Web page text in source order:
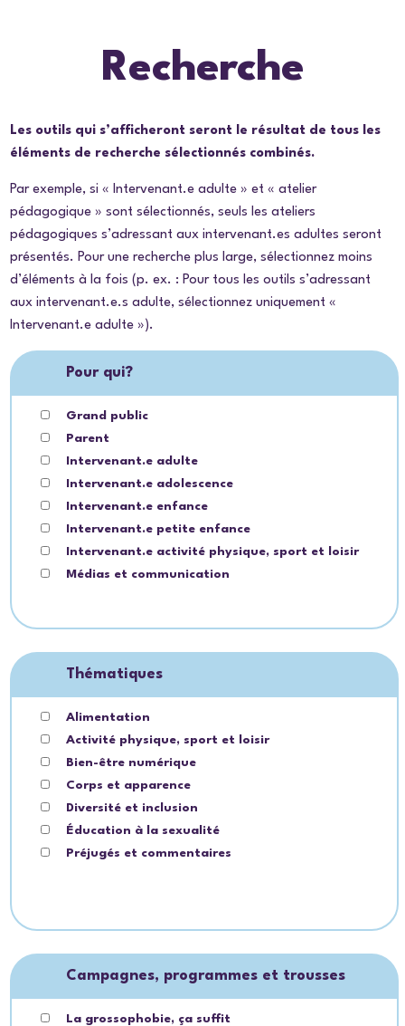
Recherche
Les outils qui s’afficheront seront le résultat de tous les
éléments de recherche sélectionnés combinés.
Par exemple, si « Intervenant.e adulte » et « atelier
pédagogique » sont sélectionnés, seuls les ateliers
pédagogiques s’adressant aux intervenant.es adultes seront
présentés. Pour une recherche plus large, sélectionnez moins
d’éléments à la fois (p. ex. : Pour tous les outils s’adressant
aux intervenant.e.s adulte, sélectionnez uniquement «
Intervenant.e adulte »).
Pour qui?
Grand public
Parent
Intervenant.e adulte
Intervenant.e adolescence
Intervenant.e enfance
Intervenant.e petite enfance
Intervenant.e activité physique, sport et loisir
Médias et communication
Thématiques
Alimentation
Activité physique, sport et loisir
Bien-être numérique
Corps et apparence
Diversité et inclusion
Éducation à la sexualité
Préjugés et commentaires
Campagnes, programmes et trousses
La grossophobie, ça suffit